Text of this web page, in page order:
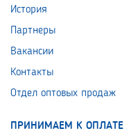
История
Партнеры
Вакансии
Контакты
Отдел оптовых продаж
ПРИНИМАЕМ К ОПЛАТЕ